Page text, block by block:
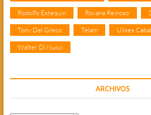
Rodolfo Estequin Roxana Reinoso
Tony Del Greco Télam Ulises
Walter Di Nucci
ARCHIVOS